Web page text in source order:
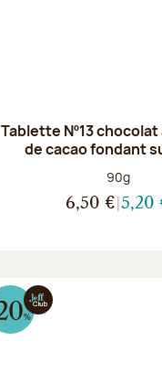
Tablette Nº13 chocolat
de cacao fondant
Poids net :
90g
6,50 € 5,20